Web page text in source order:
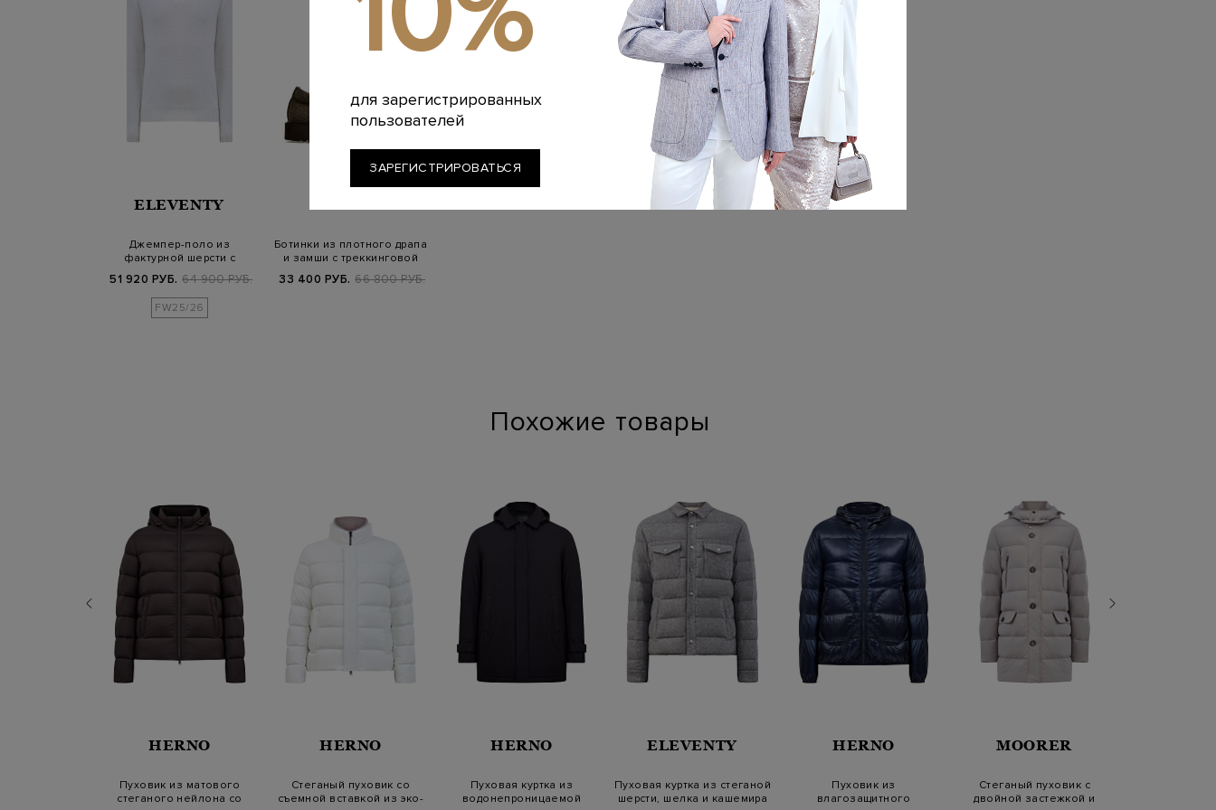
ELEVENTY
Джемпер-поло из
фактурной шерсти с
51 920 РУБ. 64 900 РУБ.
FW25/26
Ботинки из плотного драпа
и замши с треккинговой
33 400 РУБ. 66 800 РУБ.
Похожие товары
HERNO
Пуховик из матового
стеганого нейлона со
HERNO
Стеганый пуховик со
съемной вставкой из эко-
HERNO
Пуховая куртка из
водонепроницаемой
ELEVENTY
Пуховая куртка из стеганой
шерсти, шелка и кашемира
HERNO
Пуховик из
влагозащитного
MOORER
Стеганый пуховик с
двойной застежкой и
для зарегистрированных
пользователей
ЗАРЕГИСТРИРОВАТЬСЯ